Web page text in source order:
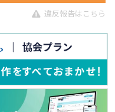
違反報告はこちら